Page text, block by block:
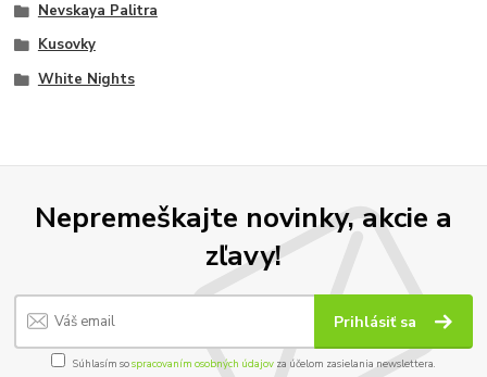
Nevskaya Palitra
Kusovky
White Nights
Nepremeškajte novinky, akcie a
zľavy!
Prihlásiť sa
Súhlasím sospracovaním osobných údajov za účelom zasielania newslettera.